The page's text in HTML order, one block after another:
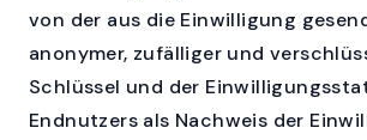
von der aus die Einwilligung
anonymer, zufälliger und
Schlüssel und der
Endnutzers als Nachweis der